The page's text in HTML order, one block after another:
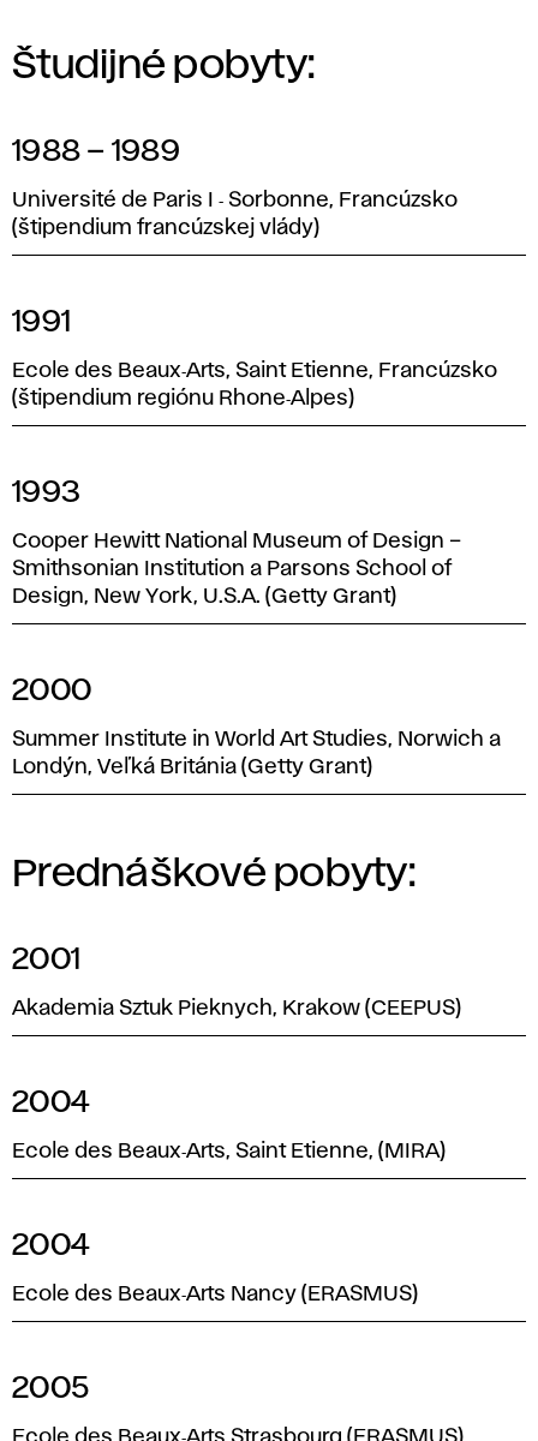
Študijné pobyty:
1988 – 1989
Université de Paris I ‑ Sorbonne, Francúzsko
(štipendium francúzskej vlády)
1991
Ecole des Beaux‑Arts, Saint Etienne, Francúzsko
(štipendium regiónu Rhone‑Alpes)
1993
Cooper Hewitt National Museum of Design –
Smithsonian Institution a Parsons School of
Design, New York, U.S.A. (Getty Grant)
2000
Summer Institute in World Art Studies, Norwich a
Londýn, Veľká Británia (Getty Grant)
Prednáškové pobyty:
2001
Akademia Sztuk Pieknych, Krakow (CEEPUS)
2004
Ecole des Beaux‑Arts, Saint Etienne, (MIRA)
2004
Ecole des Beaux‑Arts Nancy (ERASMUS)
2005